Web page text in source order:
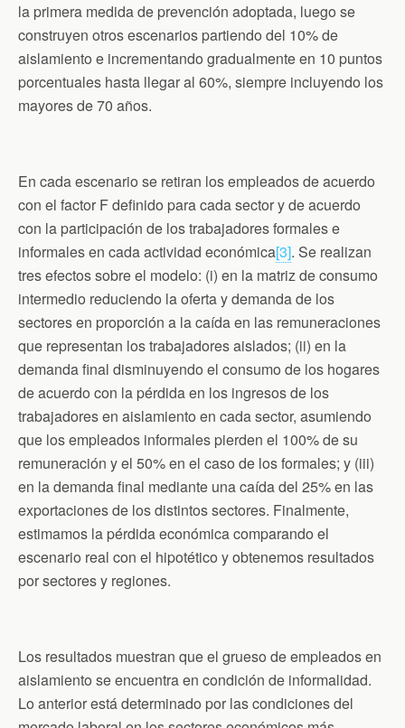
la primera medida de prevención adoptada, luego se
construyen otros escenarios partiendo del 10% de
aislamiento e incrementando gradualmente en 10 puntos
porcentuales hasta llegar al 60%, siempre incluyendo los
mayores de 70 años.
En cada escenario se retiran los empleados de acuerdo
con el factor F definido para cada sector y de acuerdo
con la participación de los trabajadores formales e
informales en cada actividad económica[3]. Se realizan
tres efectos sobre el modelo: (i) en la matriz de consumo
intermedio reduciendo la oferta y demanda de los
sectores en proporción a la caída en las remuneraciones
que representan los trabajadores aislados; (ii) en la
demanda final disminuyendo el consumo de los hogares
de acuerdo con la pérdida en los ingresos de los
trabajadores en aislamiento en cada sector, asumiendo
que los empleados informales pierden el 100% de su
remuneración y el 50% en el caso de los formales; y (iii)
en la demanda final mediante una caída del 25% en las
exportaciones de los distintos sectores. Finalmente,
estimamos la pérdida económica comparando el
escenario real con el hipotético y obtenemos resultados
por sectores y regiones.
Los resultados muestran que el grueso de empleados en
aislamiento se encuentra en condición de informalidad.
Lo anterior está determinado por las condiciones del